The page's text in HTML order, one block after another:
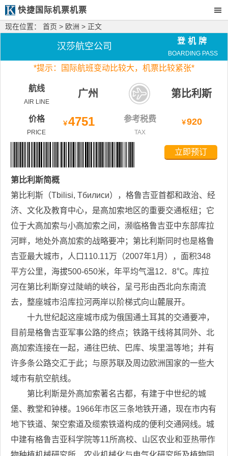
快捷国际机票机票
现在位置： 首页 > 欧洲 > 正文
汉莎航空公司
登机牌
BOARDING PASS
*提示：国际航班变动比较大， 机票比较紧张*
航线
AIR LINE
广州 第比利斯
价格
PRICE
￥4751 参考税费
TAX
￥920
立即预订
第比利斯简概
第比利斯（Tbilisi, Тбилиси），格鲁吉亚首都和政治、经
济、文化及教育中心，是高加索地区的重要交通枢纽；它
位于大高加索与小高加索之间，濒临格鲁吉亚中东部库拉
河畔，地处外高加索的战略要冲；第比利斯同时也是格鲁
吉亚最大城市，人口110.11万（2007年1月），面积348
平方公里，海拔500-650米，年平均气温12．8℃。库拉
河在第比利斯穿过陡峭的峡谷，呈弓形由西北向东南流
去，整座城市沿库拉河两岸以阶梯式向山麓展开。
十九世纪起这座城市成为俄国通土耳其的交通要冲，
目前是格鲁吉亚军事公路的终点；铁路干线将其同外、北
高加索连接在一起，通往巴统、巴库、埃里温等地；并有
许多条公路交汇于此；与原苏联及周边欧洲国家的一些大
域市有航空航线。
第比利斯是外高加索著名古都，有建于中世纪的城
堡、教堂和钟楼。1966年市区三条地铁开通，现在市内有
地下铁道、架空索道及缆索铁道构成的便利交通网线。城
中建有格鲁吉亚科学院等11所高校、山区农业和亚热带作